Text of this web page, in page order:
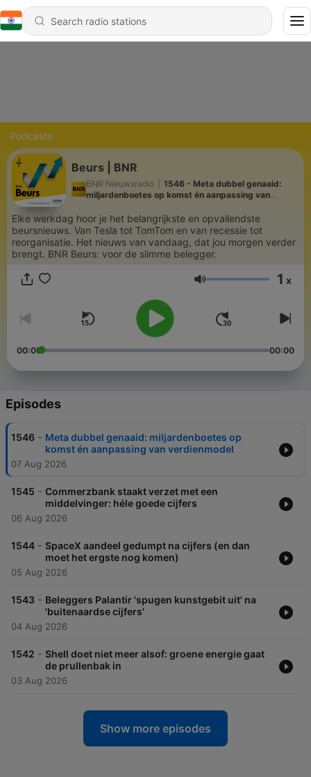
Podcasts
Beurs | BNR
BNR Nieuwsradio
1546 - Meta dubbel genaaid:
miljardenboetes op komst én aanpassing van
Elke werkdag hoor je het belangrijkste en opvallendste
beursnieuws. Van Tesla tot TomTom en van recessie tot
reorganisatie. Het nieuws van vandaag, dat jou morgen verder
brengt. BNR Beurs: voor de slimme belegger.
Volume 1 x
00:00 00:00
Episodes
1546 - Meta dubbel genaaid: miljardenboetes op
komst én aanpassing van verdienmodel
07 Aug 2026
1545 - Commerzbank staakt verzet met een
middelvinger: héle goede cijfers
06 Aug 2026
1544 - SpaceX aandeel gedumpt na cijfers (en dan
moet het ergste nog komen)
05 Aug 2026
1543 - Beleggers Palantir 'spugen kunstgebit uit' na
'buitenaardse cijfers'
04 Aug 2026
1542 - Shell doet niet meer alsof: groene energie gaat
de prullenbak in
03 Aug 2026
Show more episodes